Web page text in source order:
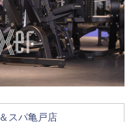
スパ亀戸店